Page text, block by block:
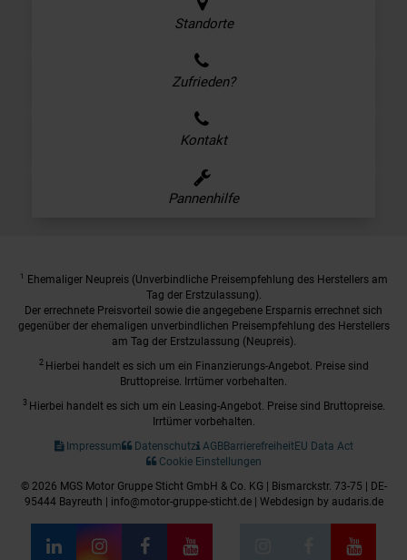
Standorte
Zufrieden?
Kontakt
Pannenhilfe
1
Ehemaliger Neupreis (Unverbindliche Preisempfehlung des Herstellers am
Tag der Erstzulassung).
Der errechnete Preisvorteil sowie die angegebene Ersparnis errechnet sich
gegenüber der ehemaligen unverbindlichen Preisempfehlung des Herstellers
am Tag der Erstzulassung (Neupreis).
2 Hierbei handelt es sich um ein Finanzierungs-Angebot. Preise sind
Bruttopreise. Irrtümer vorbehalten.
3 Hierbei handelt es sich um ein Leasing-Angebot. Preise sind Bruttopreise.
Irrtümer vorbehalten.
Impressum
Datenschutz AGBBarrierefreiheitEU Data Act
Cookie Einstellungen
© 2026 MGS Motor Gruppe Sticht GmbH & Co. KG | Bismarckstr. 73-75 | DE-
95444 Bayreuth | info@motor-gruppe-sticht.de | Webdesign by audaris.de